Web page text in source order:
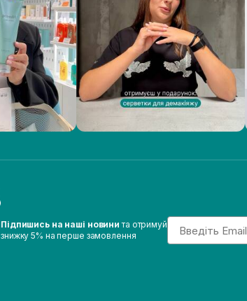
Підпишись на наші новини та отримуй
знижку 5% на перше замовлення
Email